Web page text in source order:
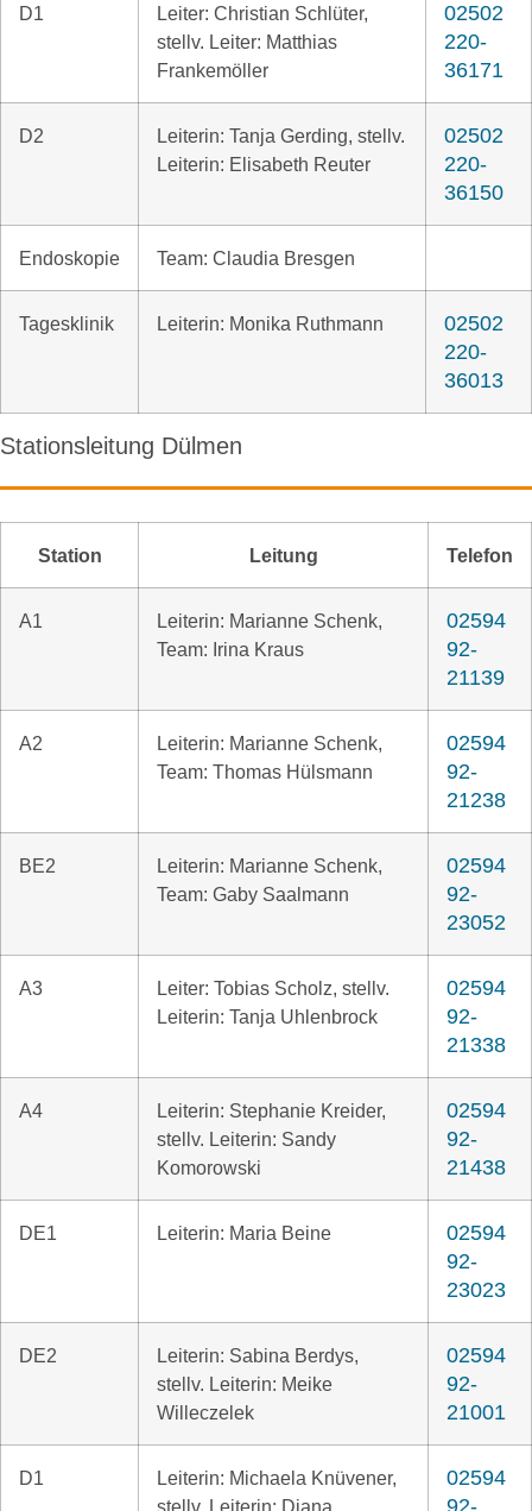
D1
Leiter: Christian Schlüter,
stellv. Leiter: Matthias
Frankemöller
02502
220-
36171
D2
Leiterin: Tanja Gerding, stellv.
Leiterin: Elisabeth Reuter
02502
220-
36150
Endoskopie Team: Claudia Bresgen
Tagesklinik Leiterin: Monika Ruthmann
02502
220-
36013
Stationsleitung Dülmen
Station Leitung Telefon
A1
Leiterin: Marianne Schenk,
Team: Irina Kraus
02594
92-
21139
A2
Leiterin: Marianne Schenk,
Team: Thomas Hülsmann
02594
92-
21238
BE2
Leiterin: Marianne Schenk,
Team: Gaby Saalmann
02594
92-
23052
A3
Leiter: Tobias Scholz, stellv.
Leiterin: Tanja Uhlenbrock
02594
92-
21338
A4
Leiterin: Stephanie Kreider,
stellv. Leiterin: Sandy
Komorowski
02594
92-
21438
DE1 Leiterin: Maria Beine
02594
92-
23023
DE2
Leiterin: Sabina Berdys,
stellv. Leiterin: Meike
Willeczelek
02594
92-
21001
D1
Leiterin: Michaela Knüvener,
stellv. Leiterin: Diana
02594
92-